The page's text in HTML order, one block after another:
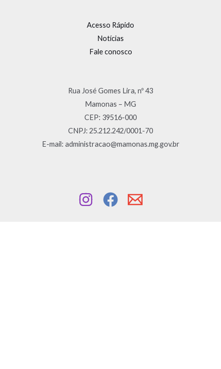
Acesso Rápido
Notícias
Fale conosco
Rua José Gomes Lira, nº 43
Mamonas – MG
CEP: 39516-000
CNPJ: 25.212.242/0001-70
E-mail: administracao@mamonas.mg.gov.br